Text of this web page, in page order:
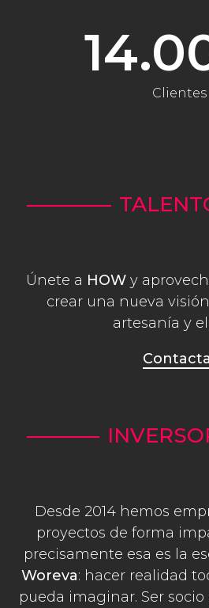
Clientes
Únete a HOW y
crear una nueva
artesanía y
Contacta
Desde 2014 hemos
proyectos de forma
precisamente esa es la
Woreva: hacer realidad
pueda imaginar. Ser socio